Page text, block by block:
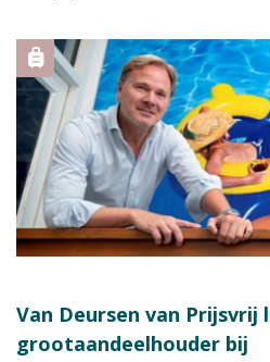
Van Deursen van
grootaandeelhouder bij